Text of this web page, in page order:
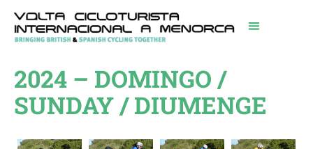
2024 – DOMINGO /
SUNDAY / DIUMENGE